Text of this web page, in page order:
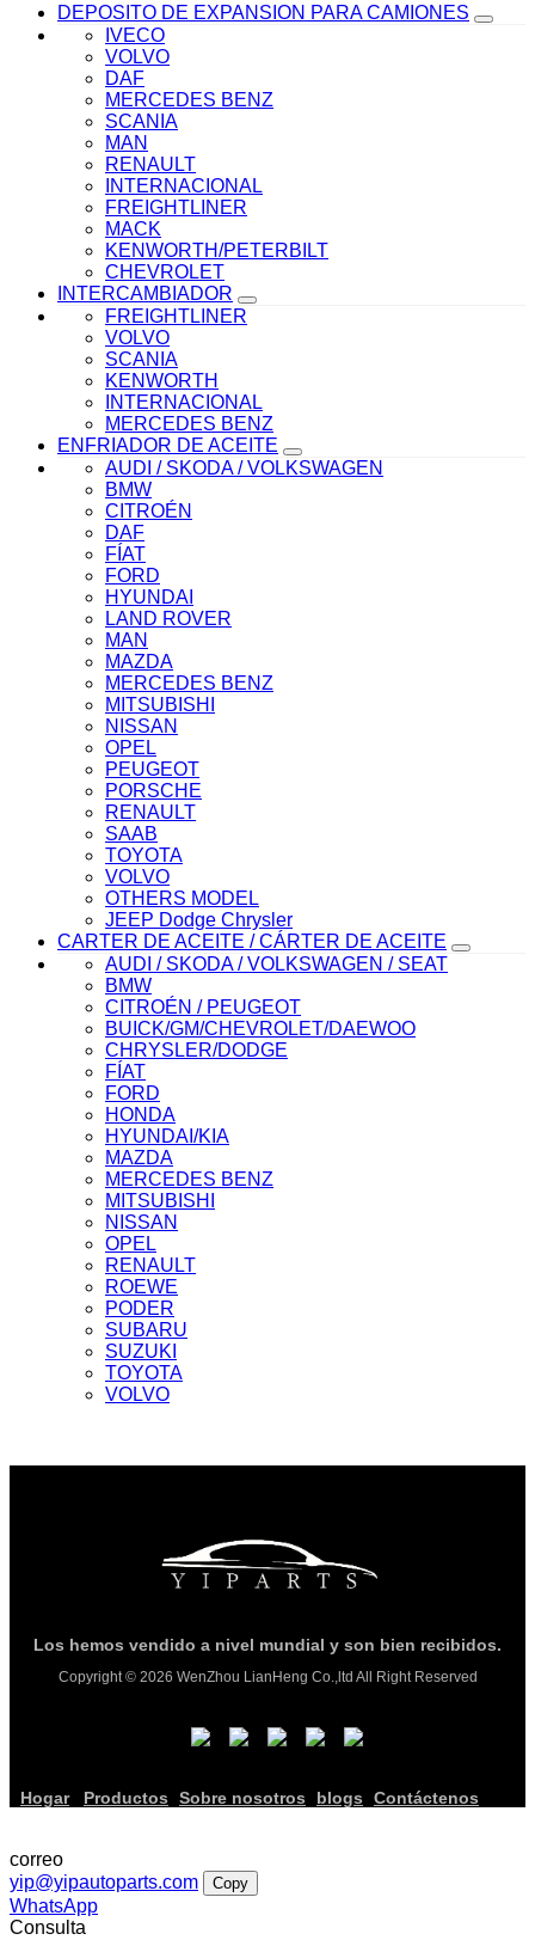
DEPOSITO DE EXPANSION PARA CAMIONES
IVECO
VOLVO
DAF
MERCEDES BENZ
SCANIA
MAN
RENAULT
INTERNACIONAL
FREIGHTLINER
MACK
KENWORTH/PETERBILT
CHEVROLET
INTERCAMBIADOR
FREIGHTLINER
VOLVO
SCANIA
KENWORTH
INTERNACIONAL
MERCEDES BENZ
ENFRIADOR DE ACEITE
AUDI / SKODA / VOLKSWAGEN
BMW
CITROÉN
DAF
FÍAT
FORD
HYUNDAI
LAND ROVER
MAN
MAZDA
MERCEDES BENZ
MITSUBISHI
NISSAN
OPEL
PEUGEOT
PORSCHE
RENAULT
SAAB
TOYOTA
VOLVO
OTHERS MODEL
JEEP Dodge Chrysler
CARTER DE ACEITE / CÁRTER DE ACEITE
AUDI / SKODA / VOLKSWAGEN / SEAT
BMW
CITROÉN / PEUGEOT
BUICK/GM/CHEVROLET/DAEWOO
CHRYSLER/DODGE
FÍAT
FORD
HONDA
HYUNDAI/KIA
MAZDA
MERCEDES BENZ
MITSUBISHI
NISSAN
OPEL
RENAULT
ROEWE
PODER
SUBARU
SUZUKI
TOYOTA
VOLVO
Los hemos vendido a nivel mundial y son bien recibidos.
Copyright © 2026 WenZhou LianHeng Co.,ltd All Right Reserved
Hogar Productos Sobre nosotros blogs Contáctenos
correo
yip@yipautoparts.com
Copy
WhatsApp
Consulta